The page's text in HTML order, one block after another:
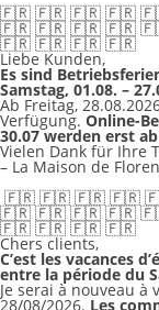
🇫🇷 🇫🇷 🇫🇷 🇫🇷
🇫🇷 🇫🇷 🇫🇷 🇫🇷
🇫🇷 🇫🇷 🇫🇷 🇫🇷
Liebe Kunden,
Es sind
Samstag, 01.08. –
Ab Freitag,
Verfügung. Online-
30.07 werden erst
Vielen Dank für Ihre
– La Maison de
🇫🇷 🇫🇷 🇫🇷 🇫🇷
🇫🇷 🇫🇷 🇫🇷 🇫🇷
🇫🇷 🇫🇷 🇫🇷 🇫🇷
Chers clients,
C’est les vacances
entre la période du
Je serai à nouveau
28/08/2026. Les